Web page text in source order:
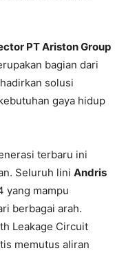
PT Ariston Group
bagian dari
solusi
gaya hidup
terbaru ini
Seluruh lini Andris
yang mampu
berbagai arah.
Leakage Circuit
memutus aliran